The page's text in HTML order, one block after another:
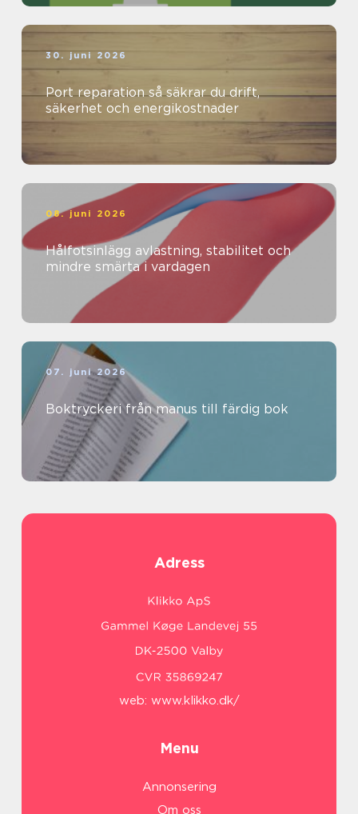
30. juni 2026
Port reparation så säkrar du drift,
säkerhet och energikostnader
08. juni 2026
Hålfotsinlägg avlastning, stabilitet och
mindre smärta i vardagen
07. juni 2026
Boktryckeri från manus till färdig bok
Adress
web: www.klikko.dk/
Menu
Annonsering
Om oss